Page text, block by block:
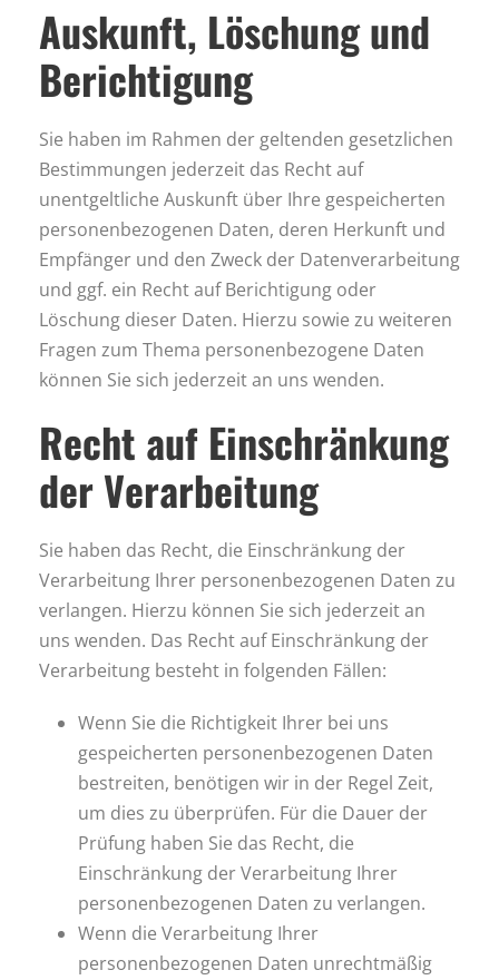
Auskunft, Löschung und
Berichtigung
Sie haben im Rahmen der geltenden gesetzlichen
Bestimmungen jederzeit das Recht auf
unentgeltliche Auskunft über Ihre gespeicherten
personenbezogenen Daten, deren Herkunft und
Empfänger und den Zweck der Datenverarbeitung
und ggf. ein Recht auf Berichtigung oder
Löschung dieser Daten. Hierzu sowie zu weiteren
Fragen zum Thema personenbezogene Daten
können Sie sich jederzeit an uns wenden.
Recht auf Einschränkung
der Verarbeitung
Sie haben das Recht, die Einschränkung der
Verarbeitung Ihrer personenbezogenen Daten zu
verlangen. Hierzu können Sie sich jederzeit an
uns wenden. Das Recht auf Einschränkung der
Verarbeitung besteht in folgenden Fällen:
Wenn Sie die Richtigkeit Ihrer bei uns
gespeicherten personenbezogenen Daten
bestreiten, benötigen wir in der Regel Zeit,
um dies zu überprüfen. Für die Dauer der
Prüfung haben Sie das Recht, die
Einschränkung der Verarbeitung Ihrer
personenbezogenen Daten zu verlangen.
Wenn die Verarbeitung Ihrer
personenbezogenen Daten unrechtmäßig